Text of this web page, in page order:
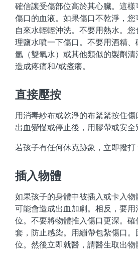
確信讓受傷部位高於其心臟。這
傷口的血液。如果傷口不乾淨，
自來水輕輕沖洗。不要用熱水。
理鹽水噴一下傷口。不要用酒精
氫（雙氧水）或其他類似的製劑
造成疼痛和/或瘙癢。
直接壓按
用消毒紗布或乾淨的布緊緊按住傷
出血變慢或停止後，用膠帶或安全
若孩子有任何休克跡象，立即撥打
插入物體
如果孩子的身體中被插入或卡入
可能會造成出血加劇。相反，要
位。不要將物體推入傷口更深。
套，防止感染。用繃帶包紮傷口
位。然後立即就醫，請醫生取出物